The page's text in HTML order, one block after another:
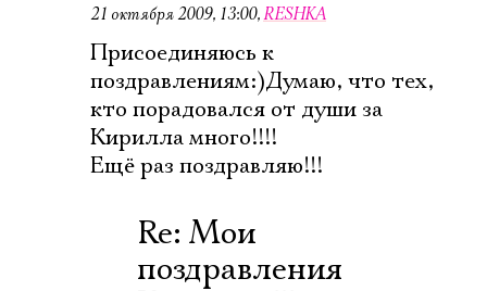
21 октября 2009, 13:00,RESHKA
Присоединяюсь к
поздравлениям:)Думаю, что тех,
кто порадовался от души за
Кирилла много!!!!
Ещё раз поздравляю!!!
Re: Мои
поздравления